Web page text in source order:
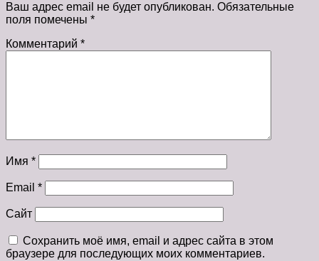
Ваш адрес email не будет опубликован. Обязательные
поля помечены *
Комментарий *
Имя *
Email *
Сайт
Сохранить моё имя, email и адрес сайта в этом
браузере для последующих моих комментариев.